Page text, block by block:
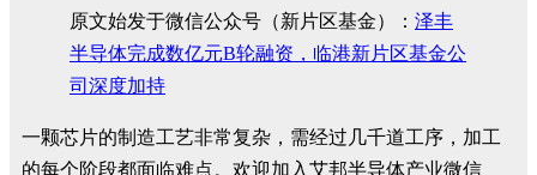
原文始发于微信公众号（新片区基金）： 泽丰
半导体完成数亿元B轮融资，临港新片区基金公
司深度加持
一颗芯片的制造工艺非常复杂，需经过几千道工序，加工
的每个阶段都面临难点。欢迎加入艾邦半导体产业微信